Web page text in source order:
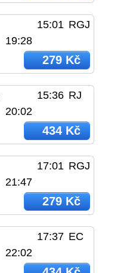
15:01 RGJ
19:28
279 Kč
15:36 RJ
20:02
434 Kč
17:01 RGJ
21:47
279 Kč
17:37 EC
22:02